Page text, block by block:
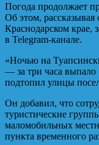
Погода продолжает
Об этом,
Краснодарском крае,
в Telegram-канале.
«Ночью на
— за три часа
подтопил улицы
Он добавил, что
туристические
маломобильных
пункта временного